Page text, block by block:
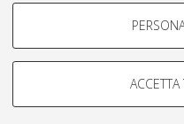
Si tratta di cookie utilizzati
navigazione degli utenti,
Mostra cookie di
COOKIE TECNICI -